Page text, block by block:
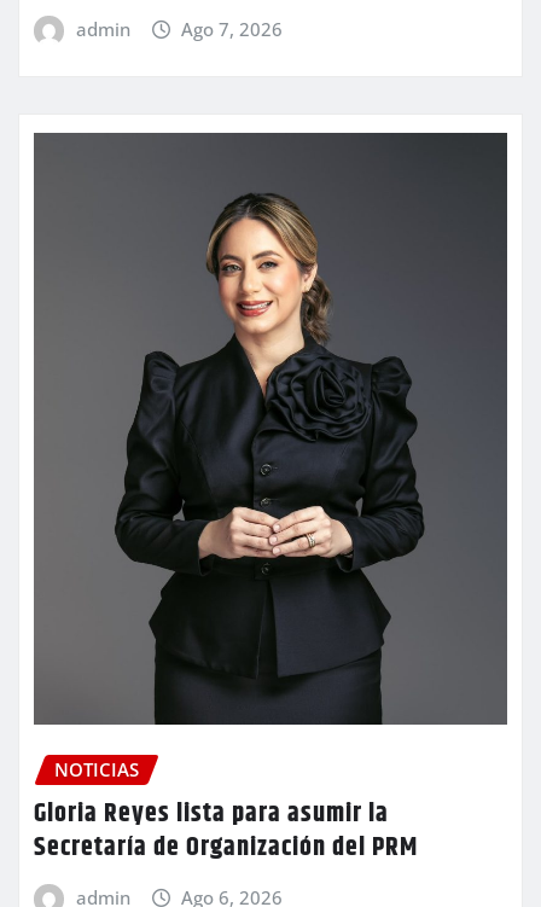
admin Ago 7, 2026
NOTICIAS
Gloria Reyes lista para asumir la
Secretaría de Organización del PRM
admin Ago 6, 2026